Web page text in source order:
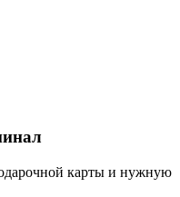
карты и нужную